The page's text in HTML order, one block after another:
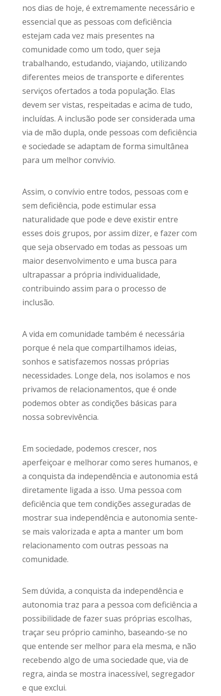
nos dias de hoje, é extremamente necessário e
essencial que as pessoas com deficiência
estejam cada vez mais presentes na
comunidade como um todo, quer seja
trabalhando, estudando, viajando, utilizando
diferentes meios de transporte e diferentes
serviços ofertados a toda população. Elas
devem ser vistas, respeitadas e acima de tudo,
incluídas. A inclusão pode ser considerada uma
via de mão dupla, onde pessoas com deficiência
e sociedade se adaptam de forma simultânea
para um melhor convívio.
Assim, o convívio entre todos, pessoas com e
sem deficiência, pode estimular essa
naturalidade que pode e deve existir entre
esses dois grupos, por assim dizer, e fazer com
que seja observado em todas as pessoas um
maior desenvolvimento e uma busca para
ultrapassar a própria individualidade,
contribuindo assim para o processo de
inclusão.
A vida em comunidade também é necessária
porque é nela que compartilhamos ideias,
sonhos e satisfazemos nossas próprias
necessidades. Longe dela, nos isolamos e nos
privamos de relacionamentos, que é onde
podemos obter as condições básicas para
nossa sobrevivência.
Em sociedade, podemos crescer, nos
aperfeiçoar e melhorar como seres humanos, e
a conquista da independência e autonomia está
diretamente ligada a isso. Uma pessoa com
deficiência que tem condições asseguradas de
mostrar sua independência e autonomia sente-
se mais valorizada e apta a manter um bom
relacionamento com outras pessoas na
comunidade.
Sem dúvida, a conquista da independência e
autonomia traz para a pessoa com deficiência a
possibilidade de fazer suas próprias escolhas,
traçar seu próprio caminho, baseando-se no
que entende ser melhor para ela mesma, e não
recebendo algo de uma sociedade que, via de
regra, ainda se mostra inacessível, segregador
e que exclui.